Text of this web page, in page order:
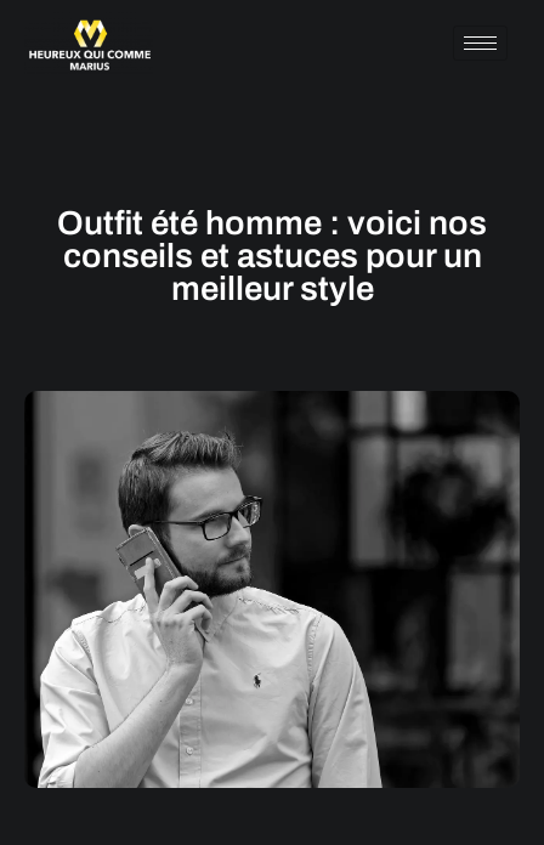
Outfit été homme : voici nos
conseils et astuces pour un
meilleur style